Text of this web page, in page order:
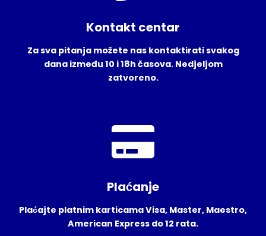
Kontakt centar
Za sva pitanja možete nas kontaktirati svakog
dana između 10 i 18h časova. Nedjeljom
zatvoreno.
Plaćanje
Plaćajte platnim karticama Visa, Master, Maestro,
American Express do 12 rata.